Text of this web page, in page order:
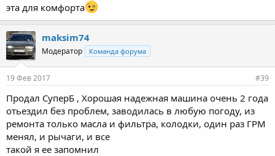
эта для комфорта
maksim74
Модератор Команда форума
19 Фев 2017 #39
Продал СуперБ , Хорошая надежная машина очень 2 года
отьездил без проблем, заводилась в любую погоду, из
ремонта только масла и фильтра, колодки, один раз ГРМ
менял, и рычаги, и все
такой я ее запомнил